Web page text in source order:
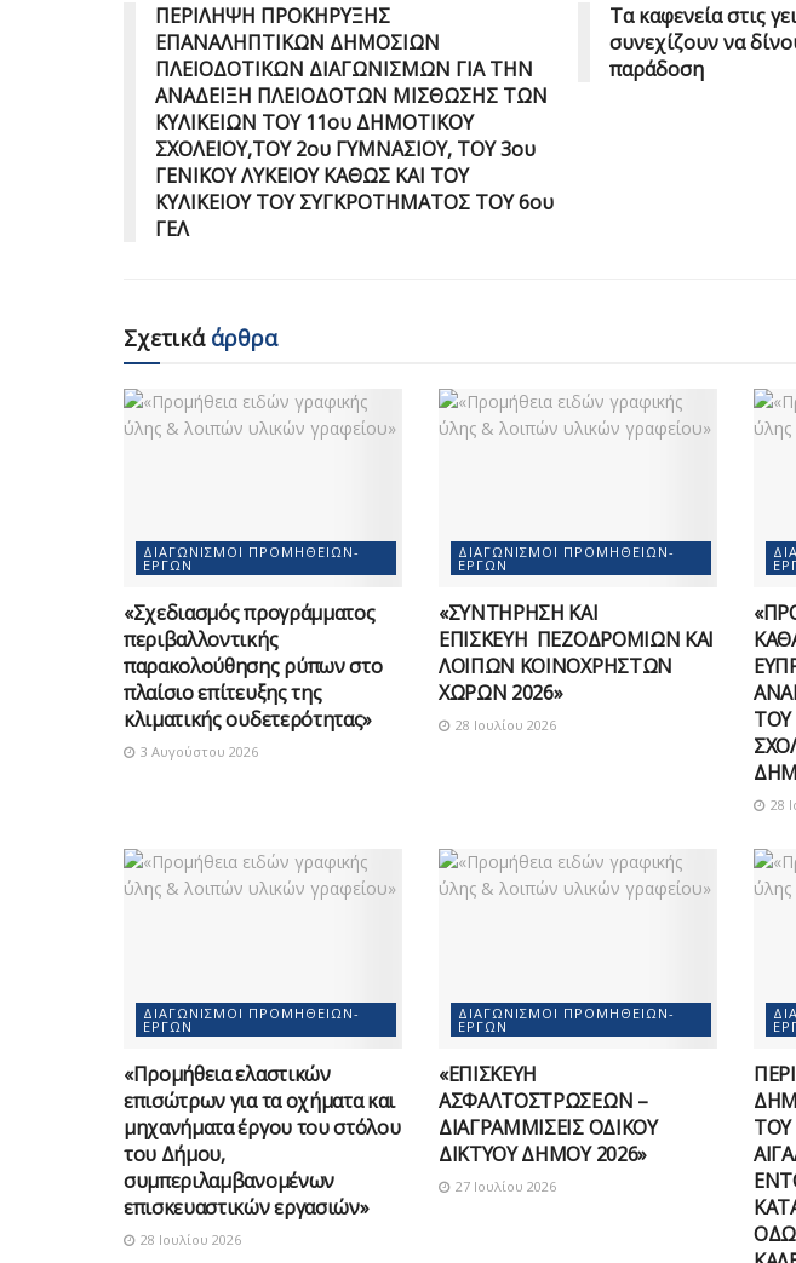
ΠΕΡΙΛΗΨΗ ΠΡΟΚΗΡΥΞΗΣ
ΕΠΑΝΑΛΗΠΤΙΚΩΝ ΔΗΜΟΣΙΩΝ
ΠΛΕΙΟΔΟΤΙΚΩΝ ΔΙΑΓΩΝΙΣΜΩΝ ΓΙΑ ΤΗΝ
ΑΝΑΔΕΙΞΗ ΠΛΕΙΟΔΟΤΩΝ ΜΙΣΘΩΣΗΣ ΤΩΝ
ΚΥΛΙΚΕΙΩΝ ΤΟΥ 11ου ΔΗΜΟΤΙΚΟΥ
ΣΧΟΛΕΙΟΥ,ΤΟΥ 2ου ΓΥΜΝΑΣΙΟΥ, ΤΟΥ 3ου
ΓΕΝΙΚΟΥ ΛΥΚΕΙΟΥ ΚΑΘΩΣ ΚΑΙ ΤΟΥ
ΚΥΛΙΚΕΙΟΥ ΤΟΥ ΣΥΓΚΡΟΤΗΜΑΤΟΣ ΤΟΥ 6ου
ΓΕΛ
Τα καφενεία στις
συνεχίζουν να
παράδοση
Σχετικάάρθρα
ΔΙΑΓΩΝΙΣΜΟΊ ΠΡΟΜΗΘΕΙΏΝ-
ΈΡΓΩΝ
«Σχεδιασμός προγράμματος
περιβαλλοντικής
παρακολούθησης ρύπων στο
πλαίσιο επίτευξης της
κλιματικής ουδετερότητας»
3 Αυγούστου 2026
ΔΙΑΓΩΝΙΣΜΟΊ ΠΡΟΜΗΘΕΙΏΝ-
ΈΡΓΩΝ
«ΣΥΝΤΗΡΗΣΗ ΚΑΙ
ΕΠΙΣΚΕΥΗ ΠΕΖΟΔΡΟΜΙΩΝ ΚΑΙ
ΛΟΙΠΩΝ ΚΟΙΝΟΧΡΗΣΤΩΝ
ΧΩΡΩΝ 2026»
28 Ιουλίου 2026
28
ΔΙΑΓΩΝΙΣΜΟΊ ΠΡΟΜΗΘΕΙΏΝ-
ΈΡΓΩΝ
«Προμήθεια ελαστικών
επισώτρων για τα οχήματα και
μηχανήματα έργου του στόλου
του Δήμου,
συμπεριλαμβανομένων
επισκευαστικών εργασιών»
28 Ιουλίου 2026
ΔΙΑΓΩΝΙΣΜΟΊ ΠΡΟΜΗΘΕΙΏΝ-
ΈΡΓΩΝ
«ΕΠΙΣΚΕΥΗ
ΑΣΦΑΛΤΟΣΤΡΩΣΕΩΝ –
ΔΙΑΓΡΑΜΜΙΣΕΙΣ ΟΔΙΚΟΥ
ΔΙΚΤΥΟΥ ΔΗΜΟΥ 2026»
27 Ιουλίου 2026
ΤΟΥ